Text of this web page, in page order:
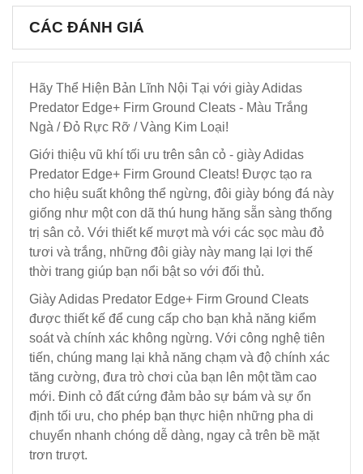
CÁC ĐÁNH GIÁ
Hãy Thể Hiện Bản Lĩnh Nội Tại với giày Adidas
Predator Edge+ Firm Ground Cleats - Màu Trắng
Ngà / Đỏ Rực Rỡ / Vàng Kim Loại!
Giới thiệu vũ khí tối ưu trên sân cỏ - giày Adidas
Predator Edge+ Firm Ground Cleats! Được tạo ra
cho hiệu suất không thể ngừng, đôi giày bóng đá này
giống như một con dã thú hung hăng sẵn sàng thống
trị sân cỏ. Với thiết kế mượt mà với các sọc màu đỏ
tươi và trắng, những đôi giày này mang lại lợi thế
thời trang giúp bạn nổi bật so với đối thủ.
Giày Adidas Predator Edge+ Firm Ground Cleats
được thiết kế để cung cấp cho bạn khả năng kiểm
soát và chính xác không ngừng. Với công nghệ tiên
tiến, chúng mang lại khả năng chạm và độ chính xác
tăng cường, đưa trò chơi của bạn lên một tầm cao
mới. Đinh cỏ đất cứng đảm bảo sự bám và sự ổn
định tối ưu, cho phép bạn thực hiện những pha di
chuyển nhanh chóng dễ dàng, ngay cả trên bề mặt
trơn trượt.